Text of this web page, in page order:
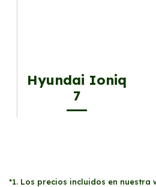
Hyundai Ioniq
7
*1. Los precios incluidos en nuestra